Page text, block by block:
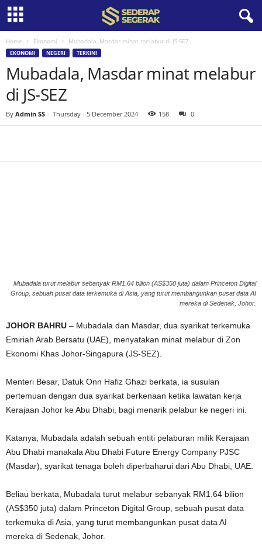
Home Ekonomi Mubadala, Masdar minat melabur di JS-SEZ
EKONOMI NEGERI TERKINI
Mubadala, Masdar minat melabur
di JS-SEZ
By Admin SS - Thursday - 5 December 2024 158 0
Mubadala turut melabur sebanyak RM1.64 bilion (AS$350 juta) dalam Princeton Digital
Group, sebuah pusat data terkemuka di Asia, yang turut membangunkan pusat data AI
mereka di Sedenak, Johor.
JOHOR BAHRU – Mubadala dan Masdar, dua syarikat terkemuka
Emiriah Arab Bersatu (UAE), menyatakan minat melabur di Zon
Ekonomi Khas Johor-Singapura (JS-SEZ).
Menteri Besar, Datuk Onn Hafiz Ghazi berkata, ia susulan
pertemuan dengan dua syarikat berkenaan ketika lawatan kerja
Kerajaan Johor ke Abu Dhabi, bagi menarik pelabur ke negeri ini.
Katanya, Mubadala adalah sebuah entiti pelaburan milik Kerajaan
Abu Dhabi manakala Abu Dhabi Future Energy Company PJSC
(Masdar), syarikat tenaga boleh diperbaharui dari Abu Dhabi, UAE.
Beliau berkata, Mubadala turut melabur sebanyak RM1.64 bilion
(AS$350 juta) dalam Princeton Digital Group, sebuah pusat data
terkemuka di Asia, yang turut membangunkan pusat data AI
mereka di Sedenak, Johor.